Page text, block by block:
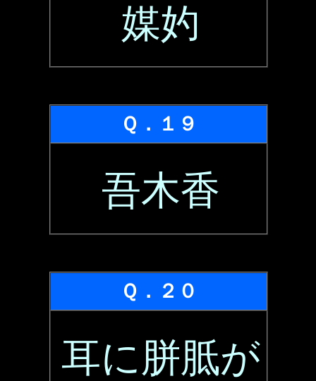
媒妁
Ｑ．１９
吾木香
Ｑ．２０
耳に胼胝が